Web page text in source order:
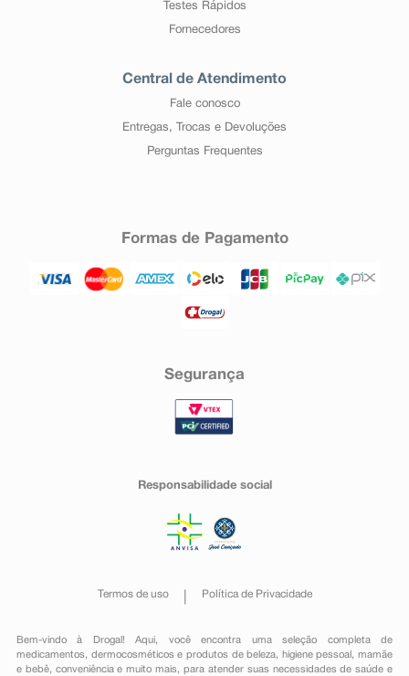
Testes Rápidos
Fornecedores
Central de Atendimento
Fale conosco
Entregas, Trocas e Devoluções
Perguntas Frequentes
Formas de Pagamento
Segurança
Responsabilidade social
Termos de uso Política de Privacidade
Bem-vindo à Drogal! Aqui, você encontra uma seleção completa de
medicamentos , dermocosméticos e produtos de beleza, higiene pessoal ,mamãe
e bebê, conveniênciae muito mais, para atender suas necessidades de saúde e